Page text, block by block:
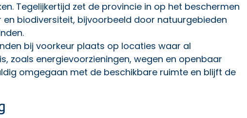
Tegelijkertijd zet de provincie in op het beschermen
en biodiversiteit, bijvoorbeeld door natuurgebieden
bij voorkeur plaats op locaties waar al
zoals energievoorzieningen, wegen en openbaar
omgegaan met de beschikbare ruimte en blijft de